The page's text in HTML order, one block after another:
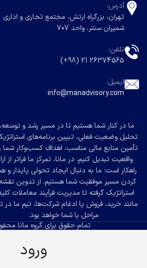
آدرس:
تهران، بزرگراه ارتش، مجتمع تجاری و اداری
شمیران سنتر، واحد 707
تلفن:
26374565 21 (98+)
ایمیل:
info@manadvisory.com
ما در کنار شما هستیم تا در مسیر رشد و
تحلیل وضعیت فعلی، تبیین برنامه‌های
تأمین منابع مالی مناسب، اهداف کسب‌وکار شما
واقعیت تبدیل کنیم. در مانا، تمرکز ما فراتر از
راهکار است؛ ما به دنبال ایجاد تحولی پایدار و
کردن مسیر موفقیت شما هستیم. از تدوین نقشه
استراتژیک گرفته تا مدیریت فرآیند معاملات
مانند خرید، فروش یا ادغام شرکت‌ها، تیم ما در
مراحل با شما خواهد بود.
تمام حقوق برای گروه مانا
ورود